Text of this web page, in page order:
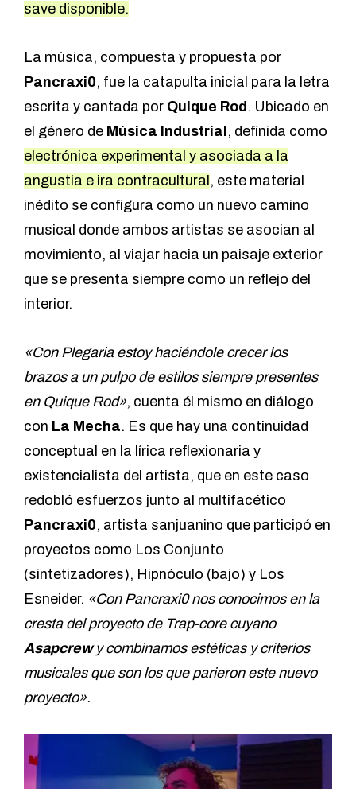
save disponible.
La música, compuesta y propuesta por
Pancraxi0, fue la catapulta inicial para la letra
escrita y cantada por Quique Rod . Ubicado en
el género de Música Industrial , definida como
electrónica experimental y asociada a la
angustia e ira contracultural , este material
inédito se configura como un nuevo camino
musical donde ambos artistas se asocian al
movimiento, al viajar hacia un paisaje exterior
que se presenta siempre como un reflejo del
interior.
«Con Plegaria estoy haciéndole crecer los
brazos a un pulpo de estilos siempre presentes
en Quique Rod», cuenta él mismo en diálogo
con La Mecha. Es que hay una continuidad
conceptual en la lírica reflexionaria y
existencialista del artista, que en este caso
redobló esfuerzos junto al multifacético
Pancraxi0, artista sanjuanino que participó en
proyectos como Los Conjunto
(sintetizadores), Hipnóculo (bajo) y Los
Esneider. «Con Pancraxi0 nos conocimos en la
cresta del proyecto de Trap-core cuyano
Asapcrewy combinamos estéticas y criterios
musicales que son los que parieron este nuevo
proyecto».